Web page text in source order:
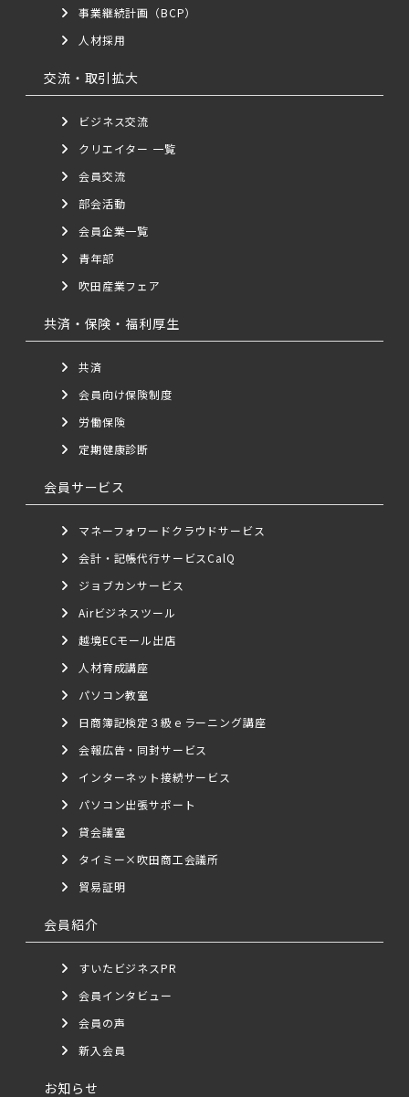
事業継続計画（BCP）
人材採用
交流・取引拡大
ビジネス交流
クリエイター 一覧
会員交流
部会活動
会員企業一覧
青年部
吹田産業フェア
共済・保険・福利厚生
共済
会員向け保険制度
労働保険
定期健康診断
会員サービス
マネーフォワードクラウドサービス
会計・記帳代行サービスCalQ
ジョブカンサービス
Airビジネスツール
越境ECモール出店
人材育成講座
パソコン教室
日商簿記検定３級ｅラーニング講座
会報広告・同封サービス
インターネット接続サービス
パソコン出張サポート
貸会議室
タイミー×吹田商工会議所
貿易証明
会員紹介
すいたビジネスPR
会員インタビュー
会員の声
新入会員
お知らせ